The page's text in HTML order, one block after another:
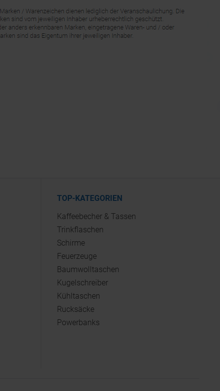
TOP-KATEGORIEN
Kaffeebecher & Tassen
Trinkflaschen
Schirme
Feuerzeuge
Baumwolltaschen
Kugelschreiber
Kühltaschen
Rucksäcke
Powerbanks